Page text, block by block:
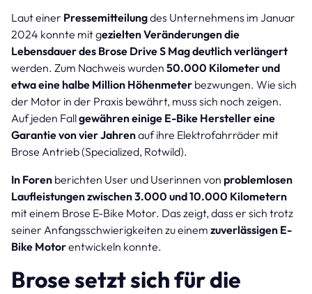
Laut einer Pressemitteilungdes Unternehmens im Januar
2024 konnte mit gezielten Veränderungen die
Lebensdauer des Brose Drive S Mag deutlich verlängert
werden. Zum Nachweis wurden 50.000 Kilometer und
etwa eine halbe Million Höhenmeter bezwungen. Wie sich
der Motor in der Praxis bewährt, muss sich noch zeigen.
Auf jeden Fallgewähren einige E-Bike Hersteller eine
Garantie von vier Jahrenauf ihre Elektrofahrräder mit
Brose Antrieb (Specialized, Rotwild).
In Foren berichten User und Userinnen von problemlosen
Laufleistungen zwischen 3.000 und 10.000 Kilometern
mit einem Brose E-Bike Motor. Das zeigt, dass er sich trotz
seiner Anfangsschwierigkeiten zu einem zuverlässigen E-
Bike Motorentwickeln konnte.
Brose setzt sich für die